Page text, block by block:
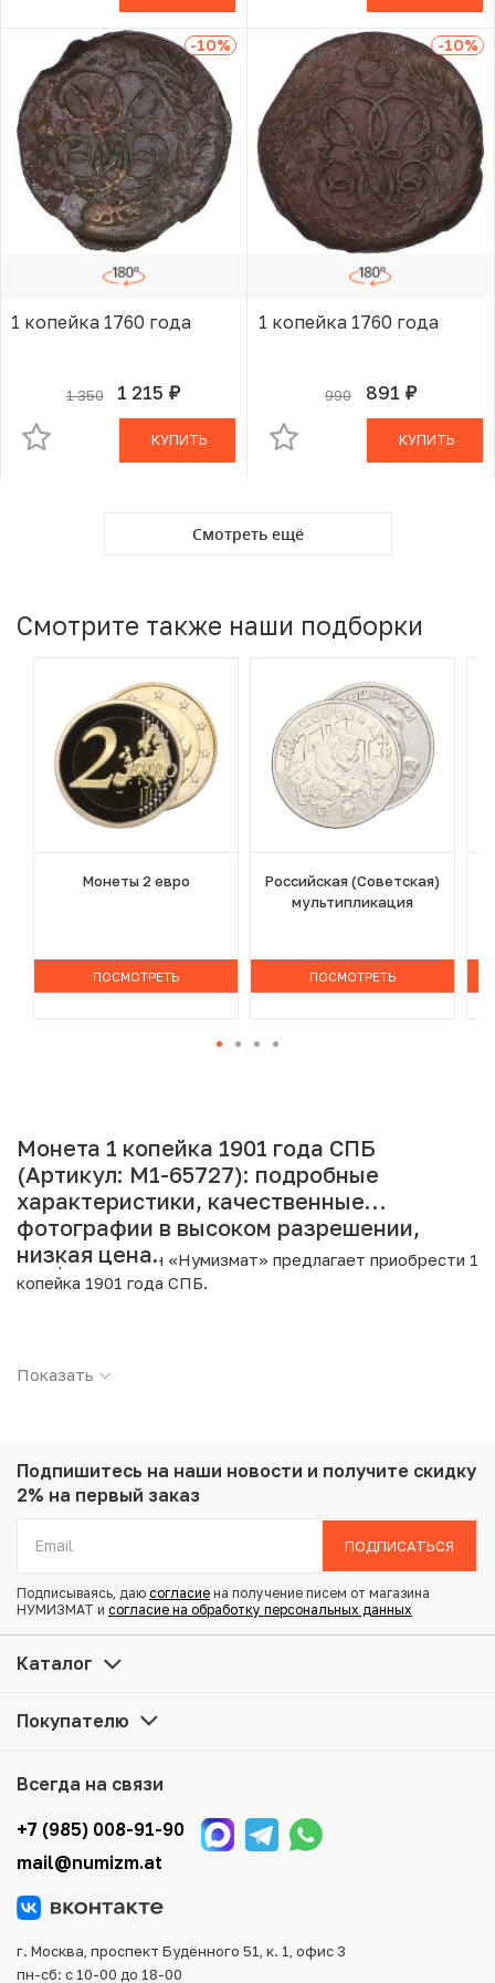
-10%
1 копейка 1760 года
1 350 1 215 руб.
В КОРЗИНЕ
КУПИТЬ
-10%
1 копейка 1760 года
990 891 руб.
В КОРЗИНЕ
КУПИТЬ
Смотреть ещё
Смотрите также наши подборки
Монеты 2 евро
ПОСМОТРЕТЬ
Российская (Советская)
мультипликация
ПОСМОТРЕТЬ
Монета 1 копейка 1901 года СПБ
(Артикул: M1-65727): подробные
характеристики, качественные
фотографии в высоком разрешении,
низкая цена.
Интернет магазин «Нумизмат» предлагает приобрести 1
копейка 1901 года СПБ.
Страна: Российская Империя
Металл: Медь
Вес: 3.3 г
Тираж: 30.000.000
Купить 1 копейка 1901 года СПБ по привлекательной
цене можно в нашем интернет-магазине — Вам
нашем складе.
того, возможен самовывоз товара из офиса магазина.
Для вашего удобства представлены несколько способов
оплаты и доставки заказа. Все отправления надежно и
тщательно упаковываются, что исключает возможность
Показать
Подпишитесь на наши новости и получите скидку
2% на первый заказ
ПОДПИСАТЬСЯ
Подписываясь, даю согласие на получение писем от магазина
НУМИЗМАТ и согласие на обработку персональных данных
Каталог
Покупателю
Всегда на связи
+7 (985) 008-91-90
mail@numizm.at
г. Москва, проспект Будённого 51, к. 1, офис 3
пн-сб: с 10-00 до 18-00